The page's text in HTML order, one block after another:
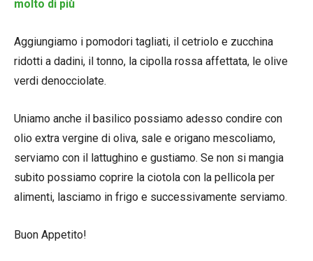
molto di più
Aggiungiamo i pomodori tagliati, il cetriolo e zucchina
ridotti a dadini, il tonno, la cipolla rossa affettata, le olive
verdi denocciolate.
Uniamo anche il basilico possiamo adesso condire con
olio extra vergine di oliva, sale e origano mescoliamo,
serviamo con il lattughino e gustiamo. Se non si mangia
subito possiamo coprire la ciotola con la pellicola per
alimenti, lasciamo in frigo e successivamente serviamo.
Buon Appetito!